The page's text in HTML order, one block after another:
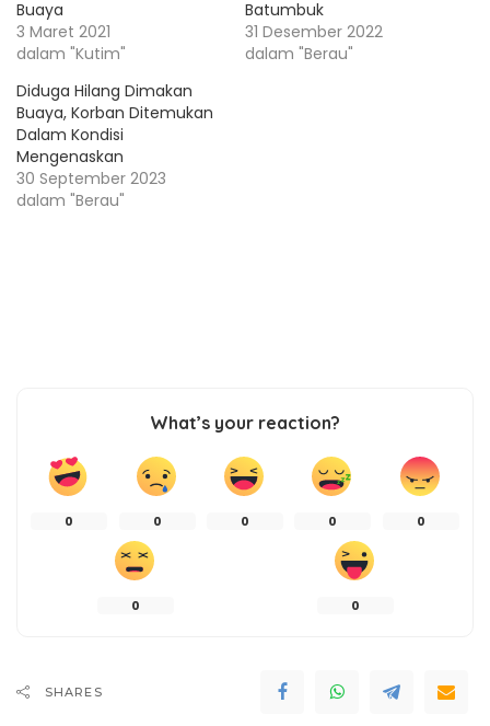
Buaya
3 Maret 2021
dalam "Kutim"
Batumbuk
31 Desember 2022
dalam "Berau"
Diduga Hilang Dimakan
Buaya, Korban Ditemukan
Dalam Kondisi
Mengenaskan
30 September 2023
dalam "Berau"
What’s your reaction?
0 0 0 0 0
0 0
SHARES